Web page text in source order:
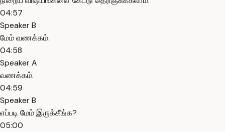
04:57
Speaker B
மேம் வணக்கம்.
04:58
Speaker A
வணக்கம்.
04:59
Speaker B
எப்படி மேம் இருக்கீங்க?
05:00